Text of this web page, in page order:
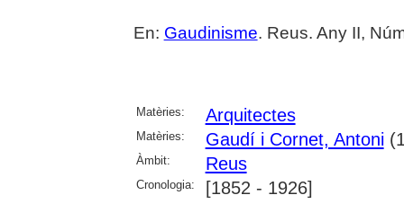
En: Gaudinisme. Reus. Any II,
Matèries: Arquitectes
Matèries: Gaudí i Cornet, Antoni
Àmbit: Reus
Cronologia: [1852 - 1926]